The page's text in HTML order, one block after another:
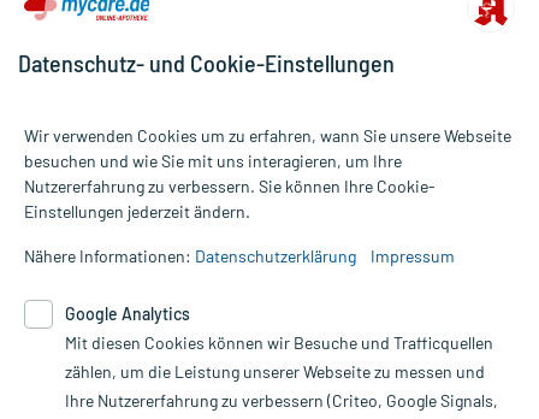
Alle Preise gelten inkl. MwSt., ggf. zzgl. Versandkosten
Informationen auf dieser Website werden ausschließlich für
die Untersuchung und Behandlung durch einen Arzt. Bitte
Therapien eingeleitet werden können. | Diese Webseite benutzt
Google Analytics. Lesen Sie bitte dazu die wichtigen Hinweise in
unserer Datenschutzerklärung. Für den Widerruf einer Bestellung
nutzen Sie das Formular:
Datenschutz- und Cookie-Einstellungen
Wir verwenden Cookies um zu erfahren, wann Sie unsere Webseite
besuchen und wie Sie mit uns interagieren, um Ihre
Nutzererfahrung zu verbessern. Sie können Ihre Cookie-
Einstellungen jederzeit ändern.
Nähere Informationen: Datenschutzerklärung Impressum
Google Analytics
Mit diesen Cookies können wir Besuche und Trafficquellen
zählen, um die Leistung unserer Webseite zu messen und
Ihre Nutzererfahrung zu verbessern (Criteo, Google Signals,